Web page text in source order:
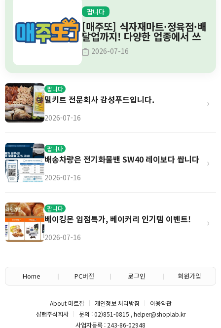
팝니다
[매주또] 식자재마트·정육점·배
달업까지! 다양한 업종에서 쓰
는 이벤트 솔루션
2026-07-16
팝니다
밀키트 전문회사 감성푸드입니다.
2026-07-16
›
팝니다
배송차량은 전기화물밴 SW40 레이보다 쌉니다
2026-07-16
›
팝니다
베이킹몬 입점특가, 베이커리 인기템 이벤트!
2026-07-16
›
Home PC버전 로그인 회원가입
About 마트잡 개인정보 처리방침
이용약관
샵랩주식회사
문의 : 02)851-0815 , helper@shoplab.kr
사업자등록 : 243-86-02948